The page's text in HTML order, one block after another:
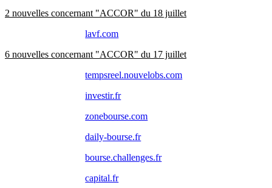
2 nouvelles concernant "ACCOR" du 18 juillet
lavf.com
6 nouvelles concernant "ACCOR" du 17 juillet
tempsreel.nouvelobs.com
investir.fr
zonebourse.com
daily-bourse.fr
bourse.challenges.fr
capital.fr